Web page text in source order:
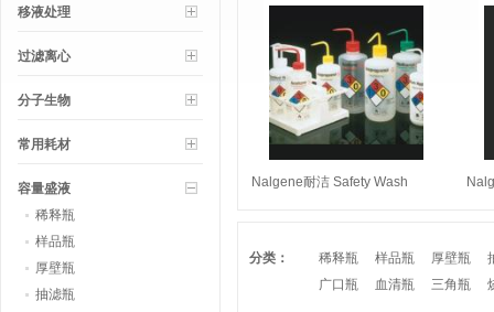
Nalgene耐洁 Safety Wash
分类： 稀释瓶 样品瓶 厚壁瓶
广口瓶
血清瓶 三角瓶
移液处理
过滤离心
分子生物
常用耗材
容量盛液
稀释瓶
样品瓶
厚壁瓶
抽滤瓶